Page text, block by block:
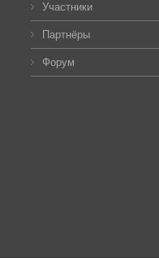
Участники
Партнёры
Форум